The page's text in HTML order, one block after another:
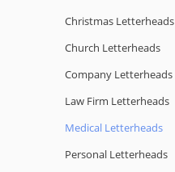
Christmas Letterheads
Church Letterheads
Company Letterheads
Law Firm Letterheads
Medical Letterheads
Personal Letterheads